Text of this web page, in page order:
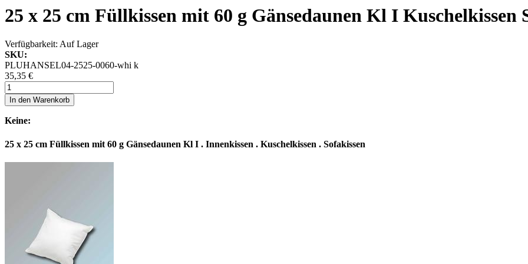
25 x 25 cm Füllkissen mit 60 g Gänsedaunen Kl I Kuschelkissen
Verfügbarkeit: Auf Lager
SKU:
PLUHANSEL04-2525-0060-whi k
35,35 €
In den Warenkorb
Keine:
25 x 25 cm Füllkissen mit 60 g Gänsedaunen Kl I . Innenkissen . Kuschelkissen . Sofakissen